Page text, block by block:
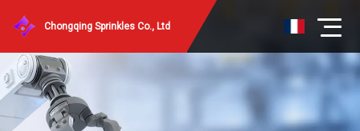
Chongqing Sprinkles Co., Ltd